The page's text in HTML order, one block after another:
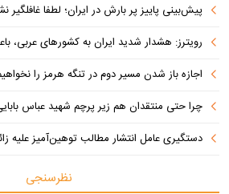
پیش‌بینی پاییز پر بارش در ایران؛ لطفا غافلگیر
رویترز: هشدار شدید ایران به کشورهای عربی،
اجازه باز شدن مسیر دوم در تنگه هرمز را
چرا حتی منتقدان هم زیر پرچم شهید عباس
دستگیری عامل انتشار مطالب توهین‌آمیز علیه
نظرسنجی